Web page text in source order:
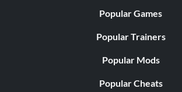
Popular Games
Popular Trainers
Popular Mods
Popular Cheats